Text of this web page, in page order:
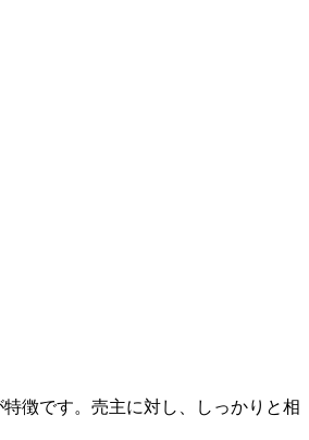
徴です。売主に対し、しっかりと相